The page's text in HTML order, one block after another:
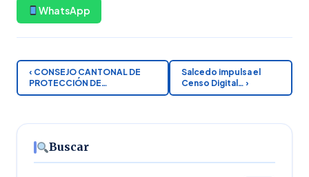
WhatsApp
‹ CONSEJO CANTONAL DE
PROTECCIÓN DE…
Salcedo impulsa el
Censo Digital… ›
Buscar